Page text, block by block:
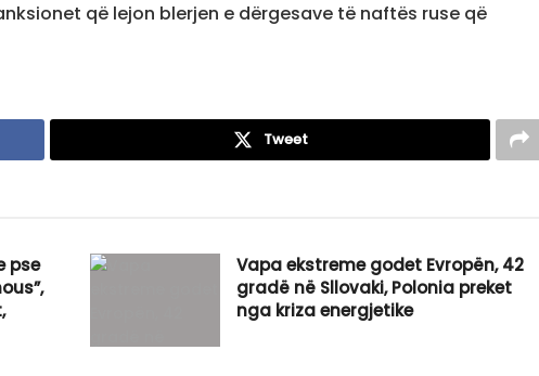
që lejon blerjen e dërgesave të naftës ruse që
Tweet
pse
Vapa ekstreme godet Evropën, 42
gradë në Sllovaki, Polonia preket
nga kriza energjetike